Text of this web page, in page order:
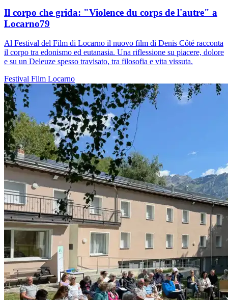
Il corpo che grida: "Violence du corps de l'autre" a
Locarno79
Al Festival del Film di Locarno il nuovo film di Denis Côté racconta
il corpo tra edonismo ed eutanasia. Una riflessione su piacere, dolore
e su un Deleuze spesso travisato, tra filosofia e vita vissuta.
Festival Film Locarno